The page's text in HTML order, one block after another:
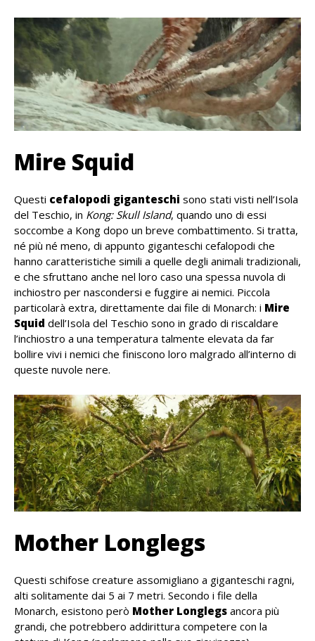
Mire Squid
Questi cefalopodi giganteschi sono stati visti nell’Isola
del Teschio, in Kong: Skull Island, quando uno di essi
soccombe a Kong dopo un breve combattimento. Si tratta,
né più né meno, di appunto giganteschi cefalopodi che
hanno caratteristiche simili a quelle degli animali tradizionali,
e che sfruttano anche nel loro caso una spessa nuvola di
inchiostro per nascondersi e fuggire ai nemici. Piccola
particolarà extra, direttamente dai file di Monarch: i Mire
Squid dell’Isola del Teschio sono in grado di riscaldare
l’inchiostro a una temperatura talmente elevata da far
bollire vivi i nemici che finiscono loro malgrado all’interno di
queste nuvole nere.
Mother Longlegs
Questi schifose creature assomigliano a giganteschi ragni,
alti solitamente dai 5 ai 7 metri. Secondo i file della
Monarch, esistono però Mother Longlegs ancora più
grandi, che potrebbero addirittura competere con la